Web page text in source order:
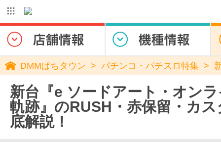
DMMぱちタウン パチンコ・パチスロ特集
新台『e ソードアート・オン
軌跡』のRUSH・赤保留・カ
底解説！